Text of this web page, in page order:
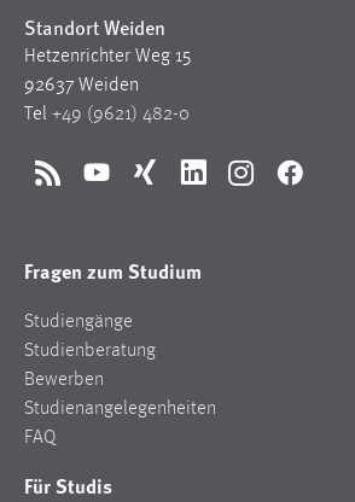
Standort Weiden
Hetzenrichter Weg 15
92637 Weiden
Tel +49 (9621) 482-0
RSS YouTubeXing LinkedInInstagramFacebook
Fragen zum Studium
Studiengänge
Studienberatung
Bewerben
Studienangelegenheiten
FAQ
Für Studis